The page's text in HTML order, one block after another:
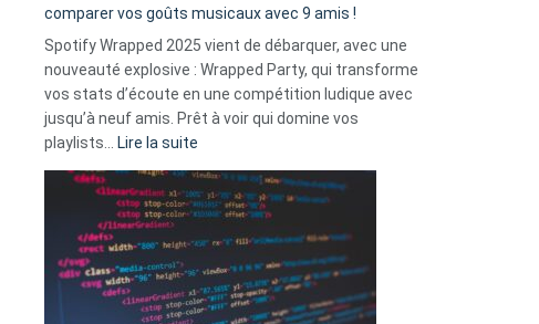
Solly
change
la
vie
sans-
abri
en
3
secondes
comparer vos goûts musicaux avec 9 amis !
Spotify Wrapped 2025 vient de débarquer, avec une
nouveauté explosive : Wrapped Party, qui transforme
vos stats d’écoute en une compétition ludique avec
jusqu’à neuf amis. Prêt à voir qui domine vos
playlists…
Lire la suite
Wrapped
2025
est
:
Le